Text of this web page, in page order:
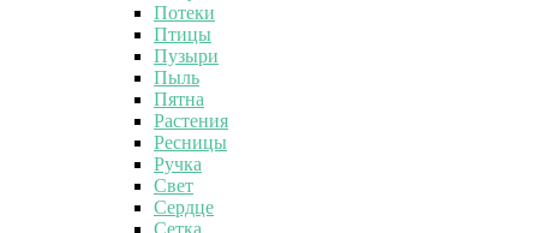
Потеки
Птицы
Пузыри
Пыль
Пятна
Растения
Ресницы
Ручка
Свет
Сердце
Сетка